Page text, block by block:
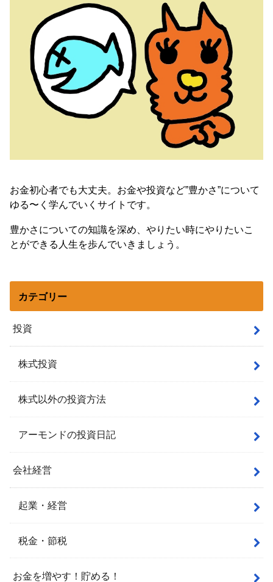
お金初心者でも大丈夫。お金や投資など”豊かさ”について
ゆる〜く学んでいくサイトです。
豊かさについての知識を深め、やりたい時にやりたいこ
とができる人生を歩んでいきましょう。
カテゴリー
投資
株式投資
株式以外の投資方法
アーモンドの投資日記
会社経営
起業・経営
税金・節税
お金を増やす！貯める！